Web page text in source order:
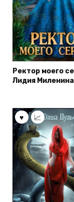
Ректор моего
Лидия Миленина